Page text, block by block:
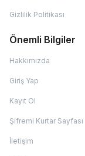
Gizlilik Politikası
Önemli Bilgiler
Hakkımızda
Giriş Yap
Kayıt Ol
Şifremi Kurtar Sayfası
İletişim